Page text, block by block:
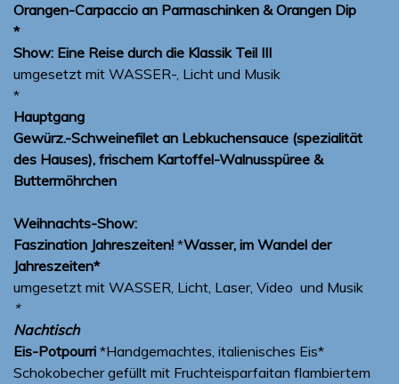
Orangen-Carpaccio an Parmaschinken & Orangen Dip
*
Show: Eine Reise durch die Klassik Teil III
umgesetzt mit WASSER-, Licht und Musik
*
Hauptgang
Gewürz.-Schweinefilet an Lebkuchensauce (spezialität
des Hauses), frischem Kartoffel-Walnusspüree &
Buttermöhrchen
Weihnachts-Show:
Faszination Jahreszeiten! *Wasser, im Wandel der
Jahreszeiten*
umgesetzt mit WASSER, Licht, Laser, Video und Musik
*
Nachtisch
Eis-Potpourri *Handgemachtes, italienisches Eis*
Schokobecher gefüllt mit Fruchteisparfaitan flambiertem